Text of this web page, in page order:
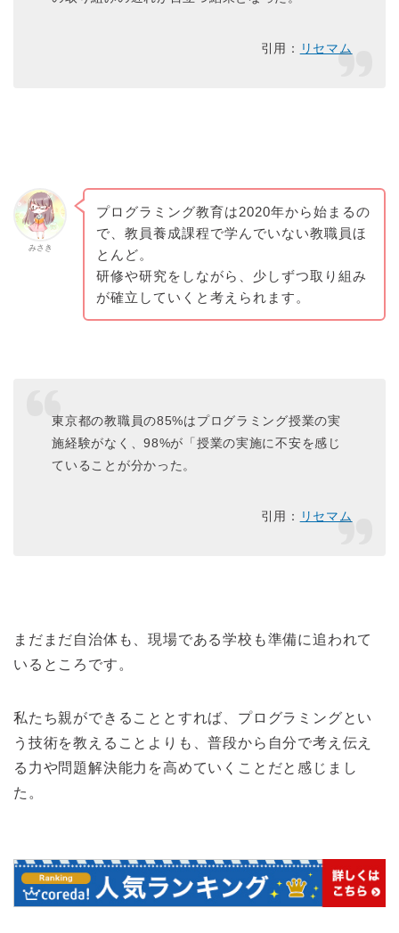
引用： リセマム
みさき
プログラミング教育は2020年から始まるの
で、教員養成課程で学んでいない教職員ほ
とんど。
研修や研究をしながら、少しずつ取り組み
が確立していくと考えられます。
東京都の教職員の85%はプログラミング授業の実
施経験がなく、98%が「授業の実施に不安を感じ
ていることが分かった。
引用： リセマム
まだまだ自治体も、現場である学校も準備に追われて
いるところです。
私たち親ができることとすれば、プログラミングとい
う技術を教えることよりも、普段から自分で考え伝え
る力や問題解決能力を高めていくことだと感じまし
た。